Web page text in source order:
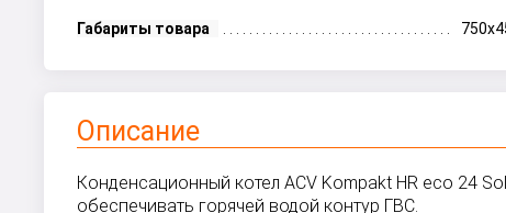
Габариты товара
Описание
Конденсационный котел ACV Kompakt HR eco 24
обеспечивать горячей водой контур ГВС.